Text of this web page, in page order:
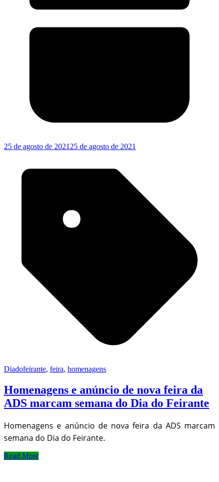
25 de agosto de 2021 25 de agosto de 2021
Diadofeirante, feira, homenagens
Homenagens e anúncio de nova feira da
ADS marcam semana do Dia do Feirante
Homenagens e anúncio de nova feira da ADS marcam
semana do Dia do Feirante.
Read More